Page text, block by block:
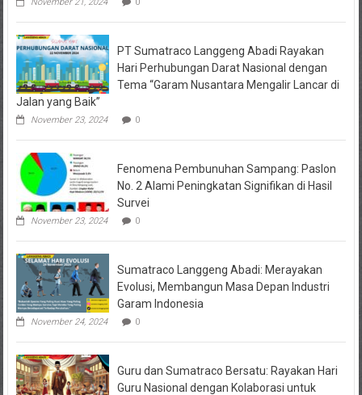
PT Sumatraco Langgeng Abadi Rayakan
Hari Perhubungan Darat Nasional dengan
Tema “Garam Nusantara Mengalir Lancar di
Jalan yang Baik”
November 23, 2024 0
Fenomena Pembunuhan Sampang: Paslon
No. 2 Alami Peningkatan Signifikan di Hasil
Survei
November 23, 2024 0
Sumatraco Langgeng Abadi: Merayakan
Evolusi, Membangun Masa Depan Industri
Garam Indonesia
November 24, 2024 0
Guru dan Sumatraco Bersatu: Rayakan Hari
Guru Nasional dengan Kolaborasi untuk